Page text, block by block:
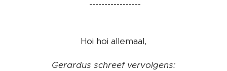
-----------------
Hoi hoi allemaal,
Gerardus schreef vervolgens: